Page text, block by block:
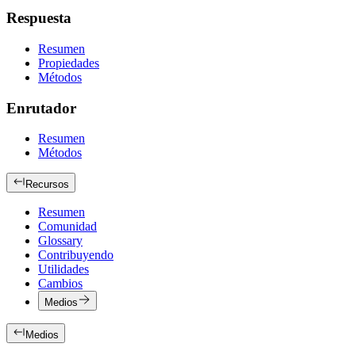
Respuesta
Resumen
Propiedades
Métodos
Enrutador
Resumen
Métodos
Recursos
Resumen
Comunidad
Glossary
Contribuyendo
Utilidades
Cambios
Medios
Medios